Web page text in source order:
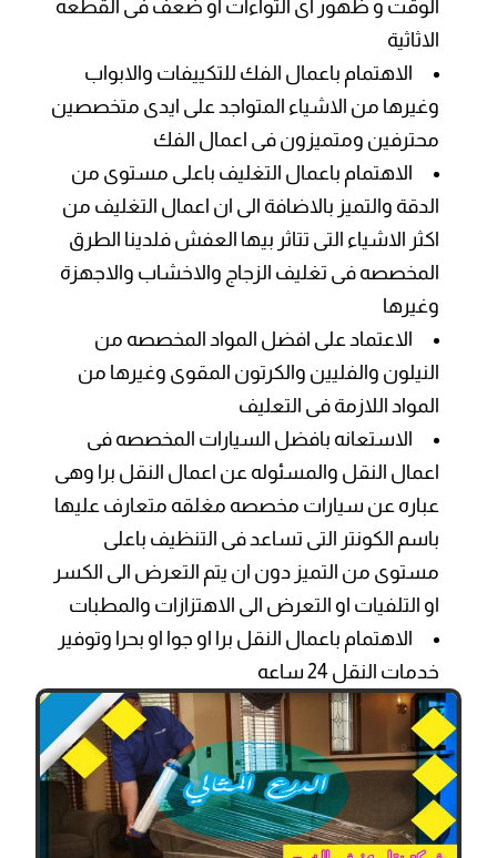
الوقت و ظهور اى التواءات او ضعف فى القطعه
الاثاثية
الاهتمام باعمال الفك للتكييفات والابواب
وغيرها من الاشياء المتواجد على ايدى متخصصين
محترفين ومتميزون فى اعمال الفك
الاهتمام باعمال التغليف باعلى مستوى من
الدقة والتميز بالاضافة الى ان اعمال التغليف من
اكثر الاشياء التى تتاثر بيها العفش فلدينا الطرق
المخصصه فى تغليف الزجاج والاخشاب والاجهزة
وغيرها
الاعتماد على افضل المواد المخصصه من
النيلون والفليين والكرتون المقوى وغيرها من
المواد اللازمة فى التعليف
الاستعانه بافضل السيارات المخصصه فى
اعمال النقل والمسئوله عن اعمال النقل برا وهى
عباره عن سيارات مخصصه مغلقه متعارف عليها
باسم الكونتر التى تساعد فى التنظيف باعلى
مستوى من التميز دون ان يتم التعرض الى الكسر
او التلفيات او التعرض الى الاهتزازات والمطبات
الاهتمام باعمال النقل برا او جوا او بحرا وتوفير
خدمات النقل 24 ساعه